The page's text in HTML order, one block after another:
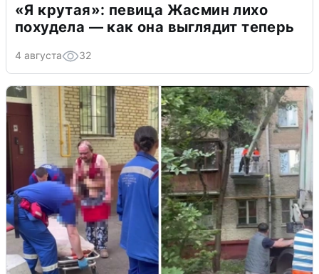
«Я крутая»: певица Жасмин лихо
похудела — как она выглядит теперь
4 августа 32